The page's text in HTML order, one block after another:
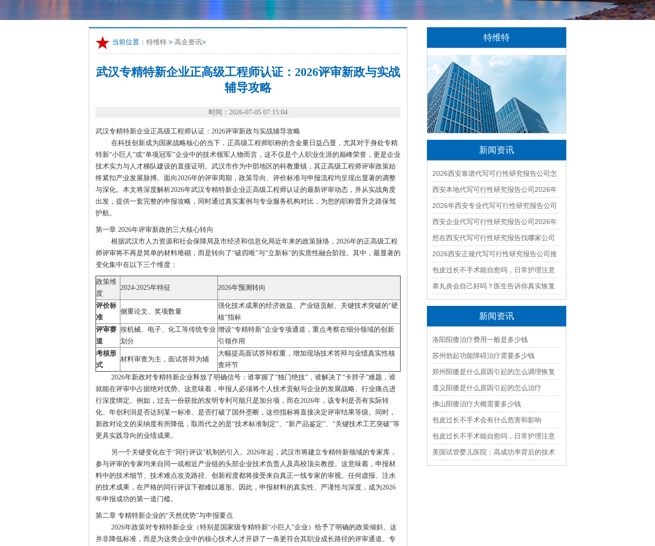
当前位置： 特维特 > 高企资讯>
武汉专精特新企业正高级工程师认证：2026评审新政与实战
辅导攻略
时间：2026-07-05 07:15:04
武汉专精特新企业正高级工程师认证：2026评审新政与实战辅导攻略
在科技创新成为国家战略核心的当下，正高级工程师职称的含金量日益凸显，尤其对于身处专精
特新“小巨人”或“单项冠军”企业中的技术领军人物而言，这不仅是个人职业生涯的巅峰荣誉，更是企业
技术实力与人才梯队建设的直接证明。武汉市作为中部地区的科教重镇，其正高级工程师评审政策始
终紧扣产业发展脉搏。面向2026年的评审周期，政策导向、评价标准与申报流程均呈现出显著的调整
与深化。本文将深度解析2026年武汉专精特新企业正高级工程师认证的最新评审动态，并从实战角度
出发，提供一套完整的申报攻略，同时通过真实案例与专业服务机构对比，为您的职称晋升之路保驾
护航。
第一章 2026年评审新政的三大核心转向
根据武汉市人力资源和社会保障局及市经济和信息化局近年来的政策脉络，2026年的正高级工程
师评审将不再是简单的材料堆砌，而是转向了“破四唯”与“立新标”的实质性融合阶段。其中，最显著的
变化集中在以下三个维度：
政策维
度
2024-2025年特征 2026年预测转向
评价标
准
侧重论文、奖项数量
强化技术成果的经济效益、产业链贡献、关键技术突破的“硬
核”指标
评审赛
道
按机械、电子、化工等传统专业
划分
增设“专精特新”企业专项通道，重点考察在细分领域的创新
引领作用
考核形
式
材料审查为主，面试答辩为辅
大幅提高面试答辩权重，增加现场技术答辩与业绩真实性核
查环节
2026年新政对专精特新企业释放了明确信号：谁掌握了“独门绝技”，谁解决了“卡脖子”难题，谁
就能在评审中占据绝对优势。这意味着，申报人必须将个人技术贡献与企业的发展战略、行业痛点进
行深度绑定。例如，过去一份获批的发明专利可能只是加分项，而在2026年，该专利是否有实际转
化、年创利润是否达到某一标准、是否打破了国外垄断，这些指标将直接决定评审结果等级。同时，
新政对论文的采纳度有所降低，取而代之的是“技术标准制定”、“新产品鉴定”、“关键技术工艺突破”等
更具实践导向的业绩成果。
另一个关键变化在于“同行评议”机制的引入。2026年起，武汉市将建立专精特新领域的专家库，
参与评审的专家均来自同一或相近产业链的头部企业技术负责人及高校顶尖教授。这意味着，申报材
料中的技术细节、技术难点攻克路径、创新程度都将接受来自真正一线专家的审视。任何虚报、注水
的技术成果，在严格的同行评议下都难以遁形。因此，申报材料的真实性、严谨性与深度，成为2026
年申报成功的第一道门槛。
第二章 专精特新企业的“天然优势”与申报要点
2026年政策对专精特新企业（特别是国家级专精特新“小巨人”企业）给予了明确的政策倾斜。这
并非降低标准，而是为这类企业中的核心技术人才开辟了一条更符合其职业成长路径的评审通道。专
特维特
特维特科技（TecWit Technology）是一
家专注于数字化技术创新与应用的科技企业。
公司致力于为客户提供涵盖人工智能、软件开
发、网站建设、云计算、大数据及数字营销等
领域的综合解决方案...[详情]
新闻资讯
2026西安靠谱代写可行性研究报告公司怎
么找？本地实力机构深度对比推荐
西安本地代写可行性研究报告公司2026年
哪家好？专业编制一站式服务
2026年西安专业代写可行性研究报告公司
有哪些？本地正规资质团队汇总
西安企业代写可行性研究报告公司2026年
最新排名与收费标准全面解析
想在西安代写可行性研究报告找哪家公司
好？2026本地靠谱机构精选指南
2026西安正规代写可行性研究报告公司推
荐｜本地专业编制团队快速出稿
包皮过长不手术能自愈吗，日常护理注意
什么
睾丸炎会自己好吗？医生告诉你真实恢复
过程
新闻资讯
洛阳阳痿治疗费用一般是多少钱
苏州勃起功能障碍治疗需要多少钱
郑州阳痿是什么原因引起的怎么调理恢复
遵义阳痿是什么原因引起的怎么治疗
佛山阳痿治疗大概需要多少钱
包皮过长不手术会有什么危害和影响
包皮过长不手术能自愈吗，日常护理注意
什么
美国试管婴儿医院：高成功率背后的技术
与服务揭秘